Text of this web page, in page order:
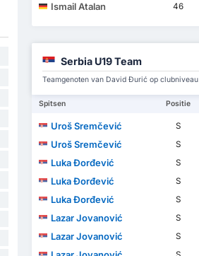
Ismail Atalan 46
Serbia U19 Team
Teamgenoten van David Đurić op clubniveau
Spitsen Positie
Uroš Sremčević S
Uroš Sremčević
S
Luka Đorđević
S
Luka Đorđević
S
Luka Đorđević
S
Lazar Jovanović
S
Lazar Jovanović
S